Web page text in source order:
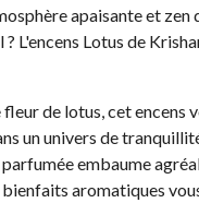
apaisante et zen
L'encens Lotus de
de lotus, cet encens
un univers de
embaume
aromatiques